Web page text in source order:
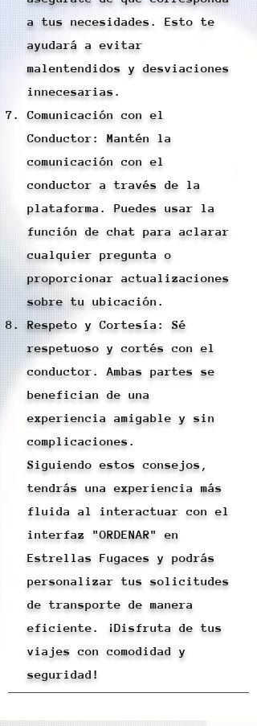
a tus necesidades. Esto te
ayudará a evitar
malentendidos y desviaciones
innecesarias.
Comunicación con el
Conductor: Mantén la
comunicación con el
conductor a través de la
plataforma. Puedes usar la
función de chat para aclarar
cualquier pregunta o
proporcionar actualizaciones
sobre tu ubicación.
Respeto y Cortesía: Sé
respetuoso y cortés con el
conductor. Ambas partes se
benefician de una
experiencia amigable y sin
complicaciones.
Siguiendo estos consejos,
tendrás una experiencia más
fluida al interactuar con el
interfaz "ORDENAR" en
Estrellas Fugaces y podrás
personalizar tus solicitudes
de transporte de manera
eficiente. ¡Disfruta de tus
viajes con comodidad y
seguridad!